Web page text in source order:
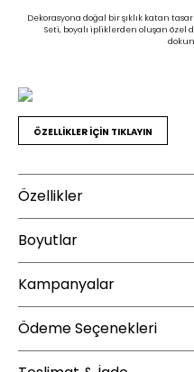
Dekorasyona doğal bir şıklık katan
Seti, boyalı ipliklerden oluşan özel
ÖZELLİKLER İÇİN TIKLAYIN
Özellikler
Yıkama Talimatı :
30
Boyutlar
Yükseklik (mm) :
Kampanyalar
ÜCRETSİZ KARGO
Ödeme Seçenekleri